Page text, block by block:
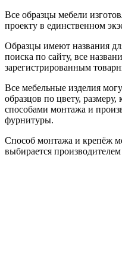
Все образцы мебели
проекту в единственном
Образцы имеют названия
поиска по сайту, все
зарегистрированным
Все мебельные изделия
образцов по цвету,
способами монтажа и
фурнитуры.
Способ монтажа и крепёж
выбирается